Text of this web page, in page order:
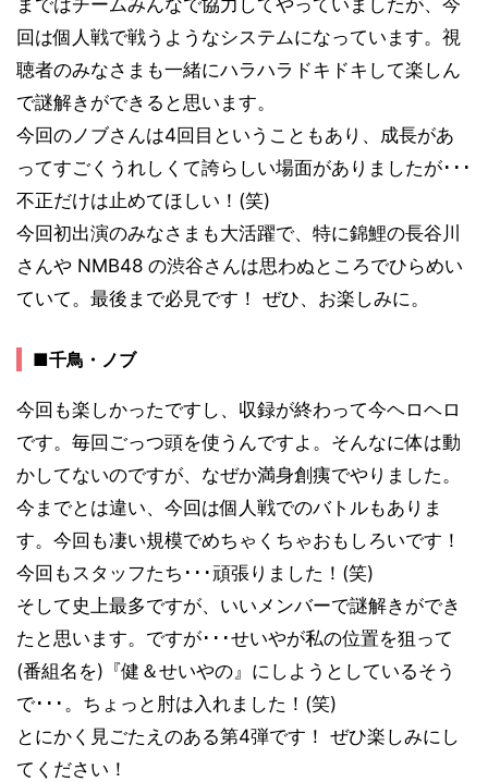
まではチームみんなで協力してやっていましたが、今
回は個人戦で戦うようなシステムになっています。視
聴者のみなさまも一緒にハラハラドキドキして楽しん
で謎解きができると思います。
今回のノブさんは4回目ということもあり、成長があ
ってすごくうれしくて誇らしい場面がありましたが･･･
不正だけは止めてほしい！(笑)
今回初出演のみなさまも大活躍で、特に錦鯉の長谷川
さんや NMB48 の渋谷さんは思わぬところでひらめい
ていて。最後まで必見です！ ぜひ、お楽しみに。
■千鳥・ノブ
今回も楽しかったですし、収録が終わって今ヘロヘロ
です。毎回ごっつ頭を使うんですよ。そんなに体は動
かしてないのですが、なぜか満身創痍でやりました。
今までとは違い、今回は個人戦でのバトルもありま
す。今回も凄い規模でめちゃくちゃおもしろいです！
今回もスタッフたち･･･頑張りました！(笑)
そして史上最多ですが、いいメンバーで謎解きができ
たと思います。ですが･･･せいやが私の位置を狙って
(番組名を)『健＆せいやの』にしようとしているそう
で･･･。ちょっと肘は入れました！(笑)
とにかく見ごたえのある第4弾です！ ぜひ楽しみにし
てください！